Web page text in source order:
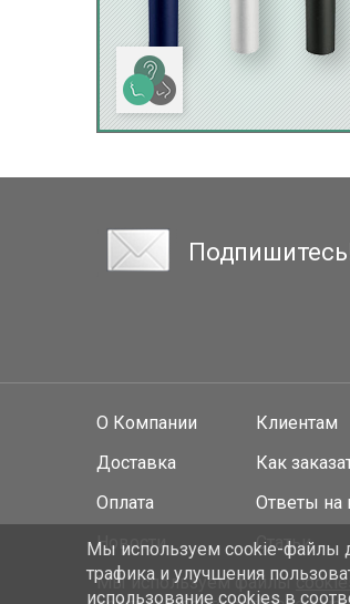
О Компании
Доставка
Оплата
Новости
Клиентам
Как
Ответы на
Статьи
Мы используем файлы
Мы используем cookie-файлы
трафика и улучшения
использование cookies в